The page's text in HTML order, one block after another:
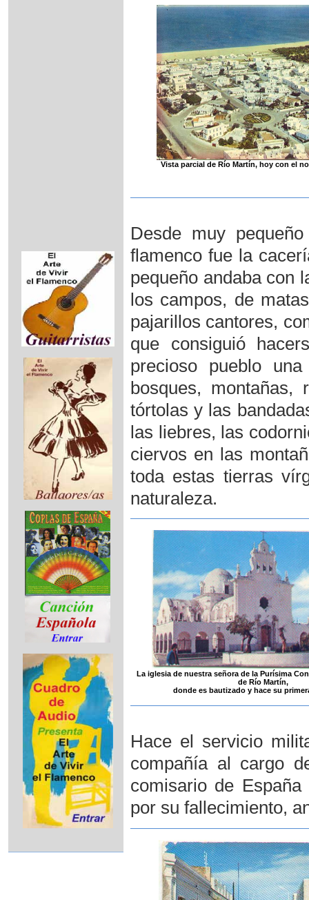
Vista parcial de Río Martín, hoy con el
Desde muy
flamenco fue la
pequeño andaba con
los campos, de
pajarillos cantores,
que consiguió
precioso pueblo
bosques,
tórtolas y las
las liebres, las
ciervos en las
toda estas tierras
naturaleza.
La iglesia de nuestra señora de la Purísima
de Río Martín,
donde es bautizado y hace su
Hace el servicio
compañía al cargo
comisario de
por su fallecimiento,